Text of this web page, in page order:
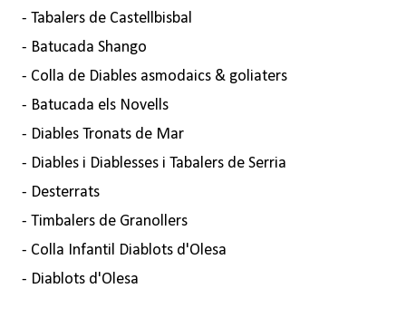
- Tabalers de Castellbisbal
- Batucada Shango
- Colla de Diables asmodaics & goliaters
- Batucada els Novells
- Diables Tronats de Mar
- Diables i Diablesses i Tabalers de Serria
- Desterrats
- Timbalers de Granollers
- Colla Infantil Diablots d'Olesa
- Diablots d'Olesa